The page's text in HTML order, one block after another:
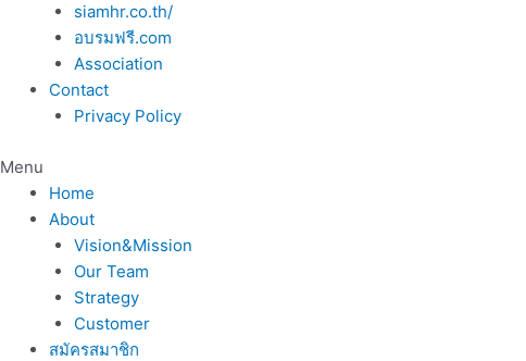
siamhr.co.th/
อบรมฟรี.com
Association
Contact
Privacy Policy
Menu
Home
About
Vision&Mission
Our Team
Strategy
Customer
สมัครสมาชิก